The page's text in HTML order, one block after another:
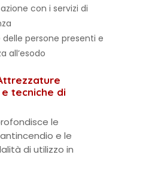
con i servizi di
delle persone presenti e
all’esodo
tecniche di
le
e le
di utilizzo in